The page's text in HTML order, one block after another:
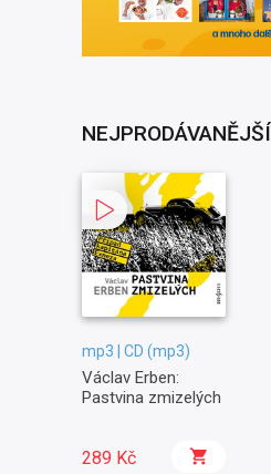
NEJPRODÁVANĚJŠÍ
mp3 | CD (mp3)
Václav Erben:
Pastvina zmizelých
289 Kč